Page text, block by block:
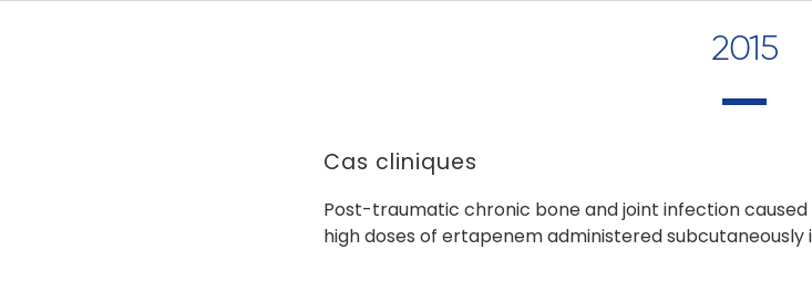
2015
Cas cliniques
Post-traumatic chronic bone and joint infection
high doses of ertapenem administered